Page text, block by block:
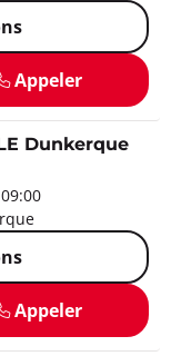
Appeler
Dunkerque
Appeler